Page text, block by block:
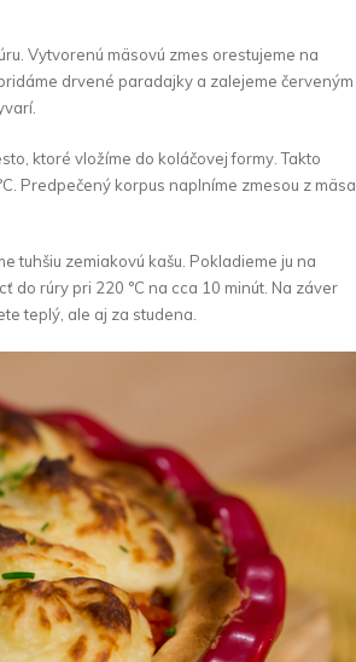
Vytvorenú mäsovú zmes orestujeme na
drvené paradajky a zalejeme červeným
ktoré vložíme do koláčovej formy. Takto
Predpečený korpus naplníme zmesou z mäsa
tuhšiu zemiakovú kašu. Pokladieme ju na
do rúry pri 220 °C na cca 10 minút. Na záver
teplý, ale aj za studena.